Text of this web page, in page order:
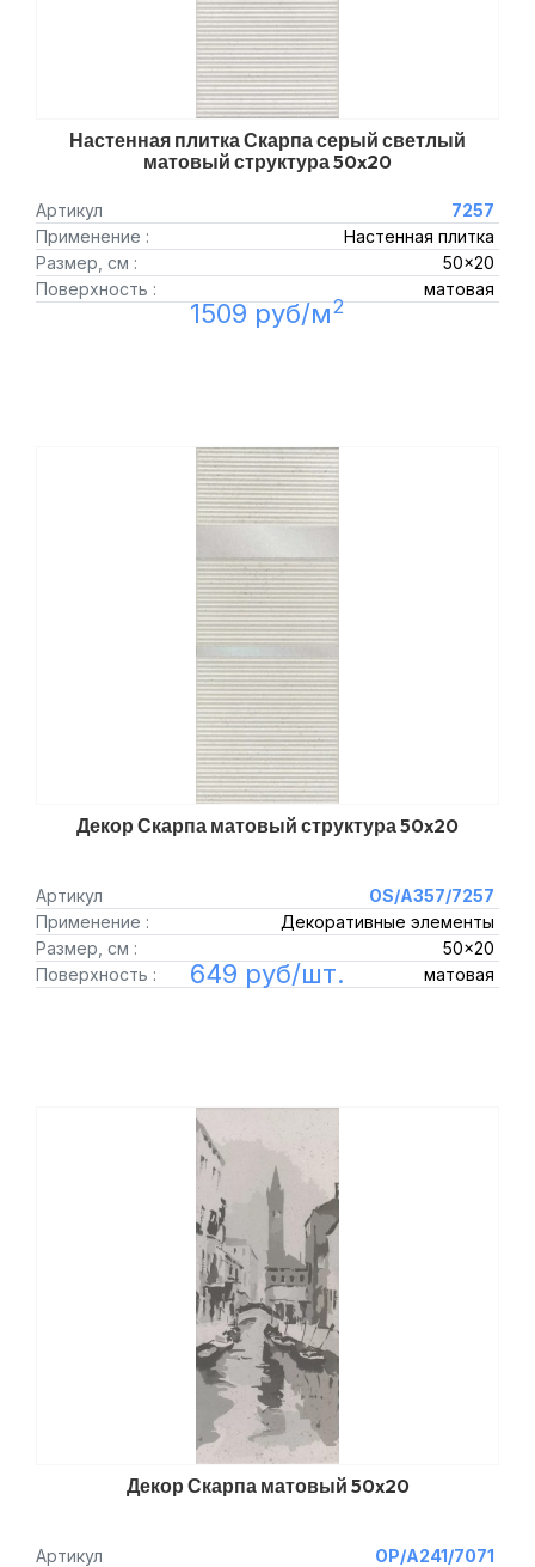
Настенная плитка Скарпа серый светлый
матовый структура 50x20
Артикул
7257
Применение :
Настенная плитка
Размер, см :
50x20
Поверхность :
матовая
1509 руб/м2
Декор Скарпа матовый структура 50x20
Артикул
OS/A357/7257
Применение :
Декоративные элементы
Размер, см :
50x20
Поверхность :
матовая
649 руб/шт.
Декор Скарпа матовый 50x20
Артикул
OP/A241/7071